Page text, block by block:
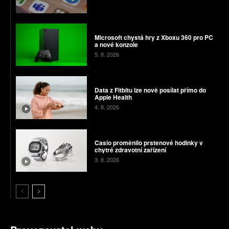
Microsoft chystá hry z Xboxu 360 pro PC
a nové konzole
5. 8. 2026
Data z Fitbitu lze nově posílat přímo do
Apple Health
4. 8. 2026
Casio proměnilo prstenové hodinky v
chytré zdravotní zařízení
3. 8. 2026